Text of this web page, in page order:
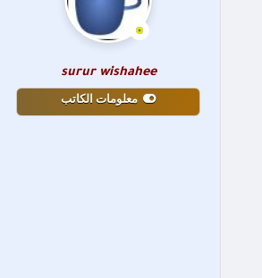
surur wishahee
معلومات الكاتب